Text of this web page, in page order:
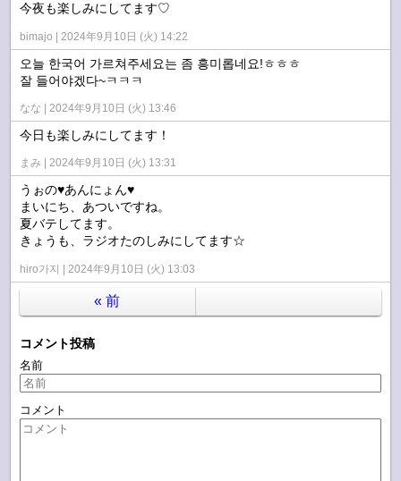
今夜も楽しみにしてます♡
bimajo 2024年9月10日 (火) 14:22
오늘 한국어 가르쳐주세요는 좀 흥미롭네요!ㅎㅎㅎ
잘 들어야겠다~ㅋㅋㅋ
なな 2024年9月10日 (火) 13:46
今日も楽しみにしてます！
まみ 2024年9月10日 (火) 13:31
うぉの♥あんにょん♥
まいにち、あついですね。
夏バテしてます。
きょうも、ラジオたのしみにしてます☆
hiro가지 2024年9月10日 (火) 13:03
« 前
コメント投稿
名前
コメント